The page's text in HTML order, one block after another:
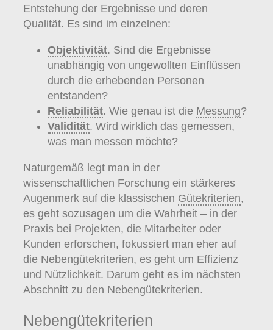
Entstehung der Ergebnisse und deren
Qualität. Es sind im einzelnen:
Objektivität. Sind die Ergebnisse
unabhängig von ungewollten Einflüssen
durch die erhebenden Personen
entstanden?
Reliabilität. Wie genau ist die Messung?
Validität. Wird wirklich das gemessen,
was man messen möchte?
Naturgemäß legt man in der
wissenschaftlichen Forschung ein stärkeres
Augenmerk auf die klassischen Gütekriterien,
es geht sozusagen um die Wahrheit – in der
Praxis bei Projekten, die Mitarbeiter oder
Kunden erforschen, fokussiert man eher auf
die Nebengütekriterien, es geht um Effizienz
und Nützlichkeit. Darum geht es im nächsten
Abschnitt zu den Nebengütekriterien.
Nebengütekriterien